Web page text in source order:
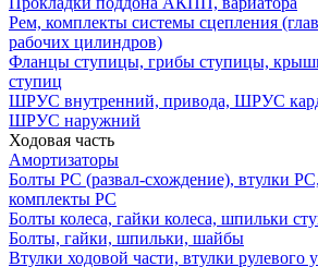
Рем, комплекты системы сцепления
рабочих цилиндров)
Фланцы ступицы, грибы ступицы,
ступиц
ШРУС внутренний, привода, ШРУС
ШРУС наружний
Ходовая часть
Амортизаторы
Болты РС (развал-схождение), втулки
комплекты РС
Болты колеса, гайки колеса, шпильки
Болты, гайки, шпильки, шайбы
Втулки ходовой части, втулки рулевого